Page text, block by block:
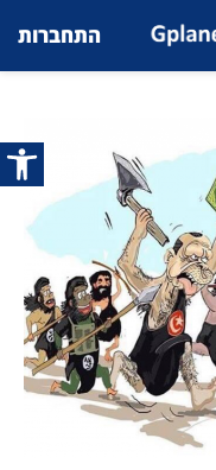
פתח
התחברות